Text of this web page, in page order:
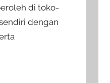
di toko-
dengan